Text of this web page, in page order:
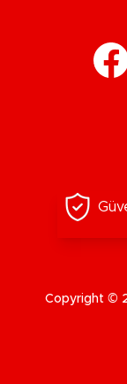
Copyright ©